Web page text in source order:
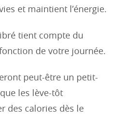
et maintient l’énergie.
tient compte du
de votre journée.
peut-être un petit-
les lève-tôt
des calories dès le